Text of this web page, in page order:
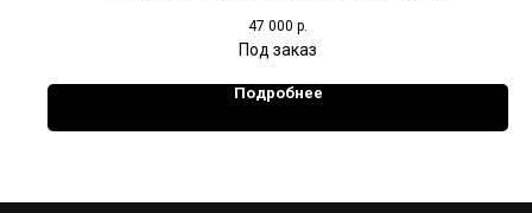
47 000 р.
Подробнее